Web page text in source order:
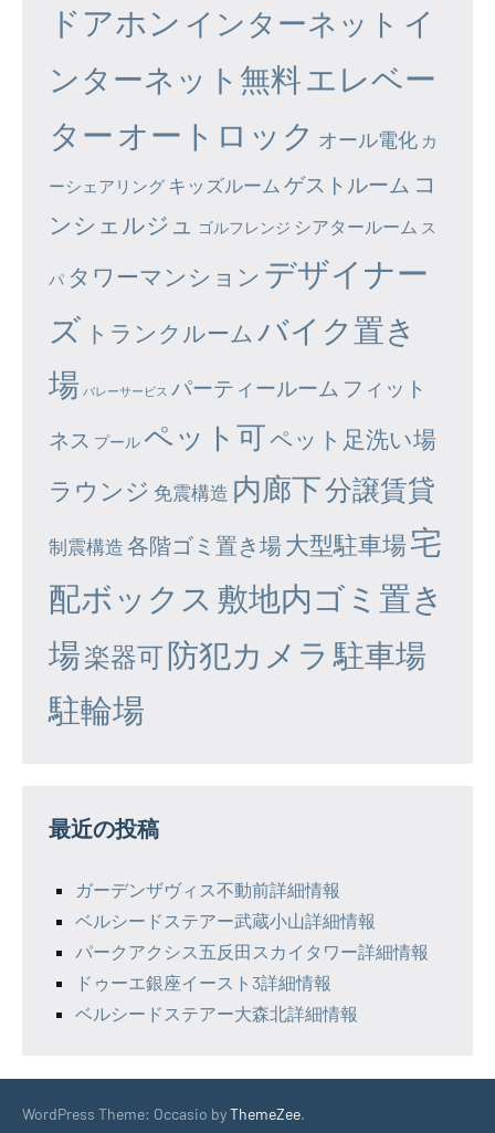
ドアホン インターネット イ
ンターネット無料エレベー
ター オートロック オール電化 カ
ーシェアリング キッズルーム ゲストルーム コ
ンシェルジュ
ゴルフレンジ シアタールーム ス
パ タワーマンション デザイナー
ズ トランクルーム バイク置き
場 バレーサービス パーティールーム フィット
ネス プール ペット可ペット足洗い場
ラウンジ 免震構造 内廊下分譲賃貸
制震構造 各階ゴミ置き場大型駐車場宅
配ボックス 敷地内ゴミ置き
場楽器可防犯カメラ 駐車場
駐輪場
最近の投稿
ガーデンザヴィス不動前詳細情報
ベルシードステアー武蔵小山詳細情報
パークアクシス五反田スカイタワー詳細情報
ドゥーエ銀座イースト3詳細情報
ベルシードステアー大森北詳細情報
WordPress Theme: Occasio byThemeZee.